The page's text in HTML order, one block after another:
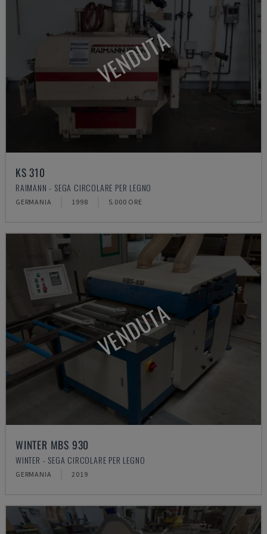
VENDUTA
KS 310
RAIMANN - SEGA CIRCOLARE PER LEGNO
GERMANIA 1998 5.000 ORE
VENDUTA
WINTER MBS 930
WINTER - SEGA CIRCOLARE PER LEGNO
GERMANIA 2019